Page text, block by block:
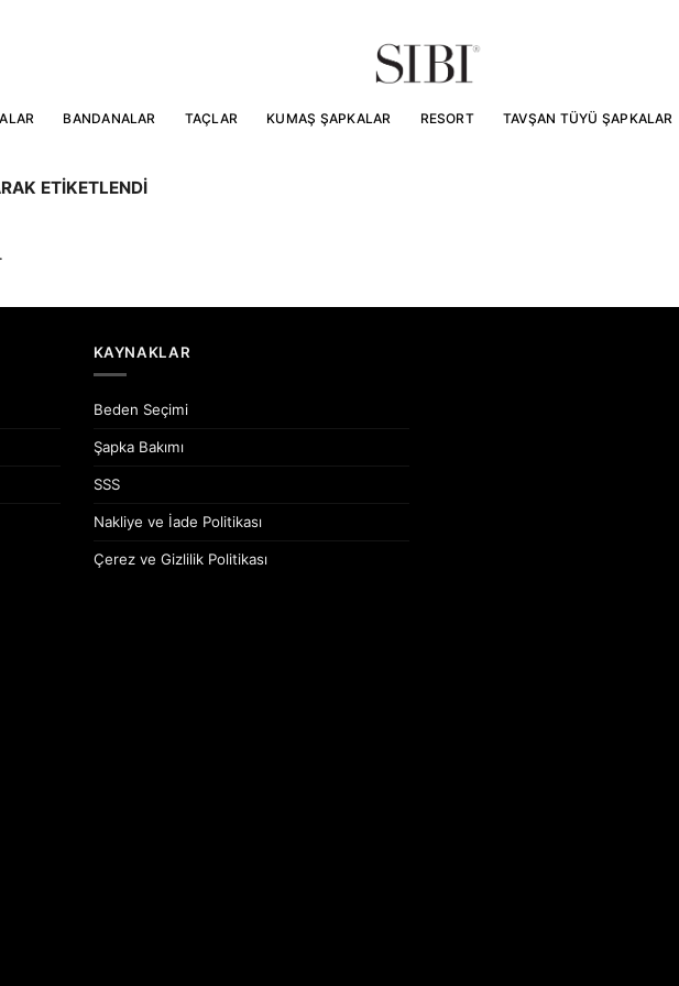
BANDANALAR TAÇLAR KUMAŞ ŞAPKALAR RESORT TAVŞAN TÜYÜ ŞAPKALAR
ETIKETLENDI
KAYNAKLAR
Beden Seçimi
Şapka Bakımı
SSS
Nakliye ve İade Politikası
Çerez ve Gizlilik Politikası